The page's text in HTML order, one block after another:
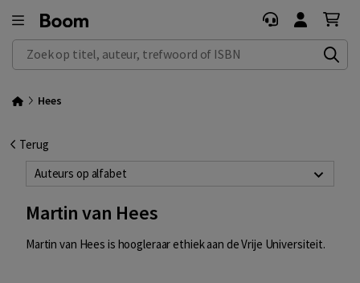
Zoek op titel, auteur, trefwoord of ISBN
Hees
Terug
Auteurs op alfabet
Martin van Hees
Martin van Hees is hoogleraar ethiek aan de Vrije Universiteit.